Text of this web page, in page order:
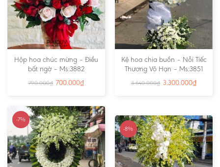
Hộp hoa chúc mừng – Điều
bất ngờ – Ms:3882
790.000₫ 700.000₫
Kệ hoa chia buồn – Nỗi Tiếc
Thương Vô Hạn – Ms:3851
3.540.000₫ 3.300.000₫
-7%
-8%